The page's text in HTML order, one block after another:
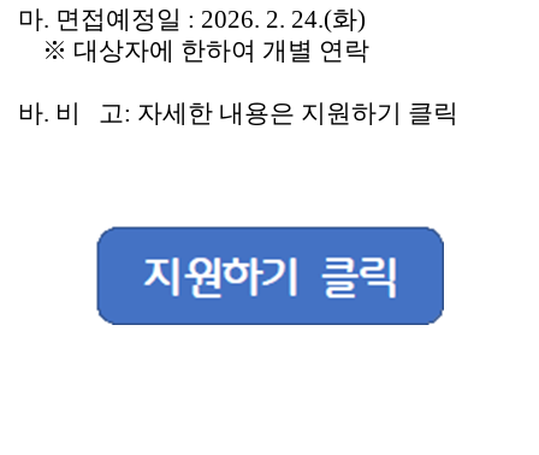
마. 면접예정일 : 2026. 2. 24.(화)
※ 대상자에 한하여 개별 연락
바. 비 고: 자세한 내용은 지원하기 클릭